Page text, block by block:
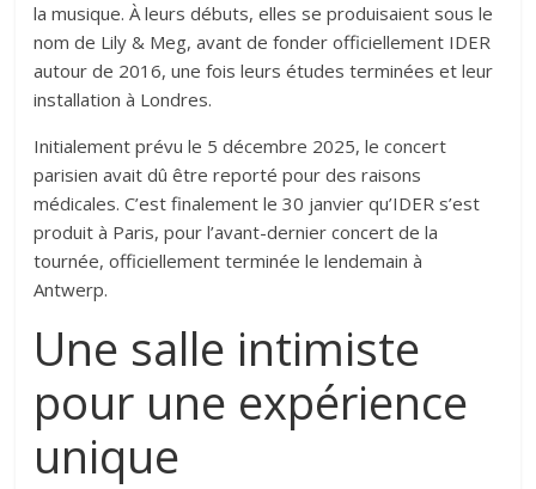
la musique. À leurs débuts, elles se produisaient sous le
nom de Lily & Meg, avant de fonder officiellement IDER
autour de 2016, une fois leurs études terminées et leur
installation à Londres.
Initialement prévu le 5 décembre 2025, le concert
parisien avait dû être reporté pour des raisons
médicales. C’est finalement le 30 janvier qu’IDER s’est
produit à Paris, pour l’avant-dernier concert de la
tournée, officiellement terminée le lendemain à
Antwerp.
Une salle intimiste
pour une expérience
unique